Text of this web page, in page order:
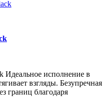
Идеальное исполнение в
взгляды. Безупречная
границ благодаря